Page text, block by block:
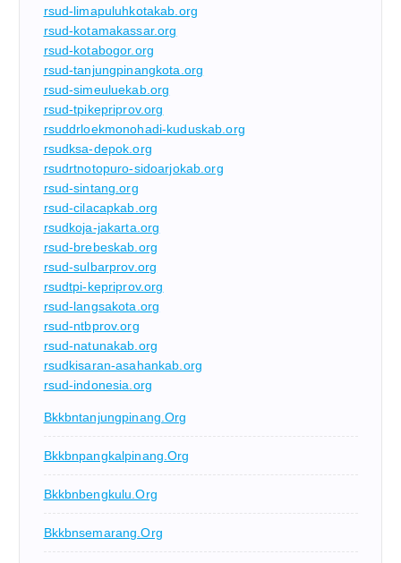
rsud-limapuluhkotakab.org
rsud-kotamakassar.org
rsud-kotabogor.org
rsud-tanjungpinangkota.org
rsud-simeuluekab.org
rsud-tpikepriprov.org
rsuddrloekmonohadi-kuduskab.org
rsudksa-depok.org
rsudrtnotopuro-sidoarjokab.org
rsud-sintang.org
rsud-cilacapkab.org
rsudkoja-jakarta.org
rsud-brebeskab.org
rsud-sulbarprov.org
rsudtpi-kepriprov.org
rsud-langsakota.org
rsud-ntbprov.org
rsud-natunakab.org
rsudkisaran-asahankab.org
rsud-indonesia.org
Bkkbntanjungpinang.org
Bkkbnpangkalpinang.org
Bkkbnbengkulu.org
Bkkbnsemarang.org